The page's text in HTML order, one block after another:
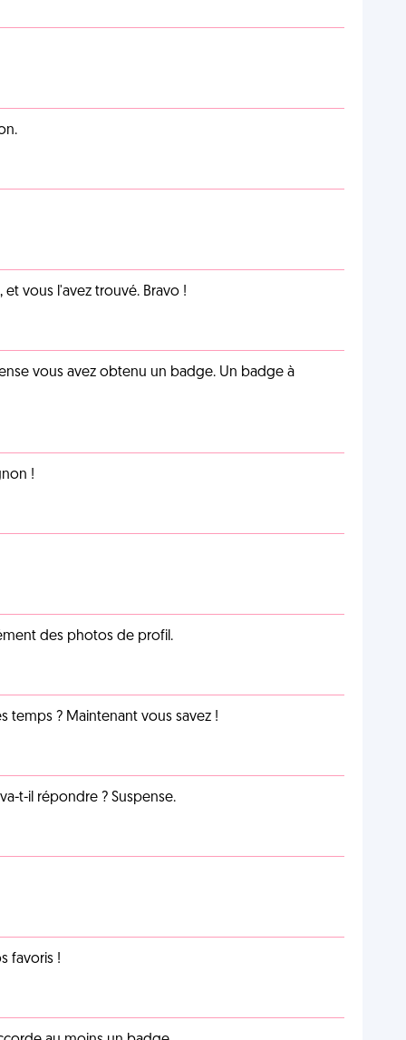
vous l'avez trouvé. Bravo !
vous avez obtenu un badge. Un badge à
!
des photos de profil.
temps ? Maintenant vous savez !
t-il répondre ? Suspense.
favoris !